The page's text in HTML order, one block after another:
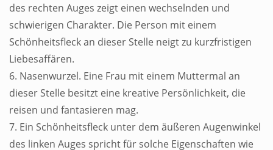
des rechten Auges zeigt einen wechselnden und
schwierigen Charakter. Die Person mit einem
Schönheitsfleck an dieser Stelle neigt zu kurzfristigen
Liebesaffären.
6. Nasenwurzel. Eine Frau mit einem Muttermal an
dieser Stelle besitzt eine kreative Persönlichkeit, die
reisen und fantasieren mag.
7. Ein Schönheitsfleck unter dem äußeren Augenwinkel
des linken Auges spricht für solche Eigenschaften wie